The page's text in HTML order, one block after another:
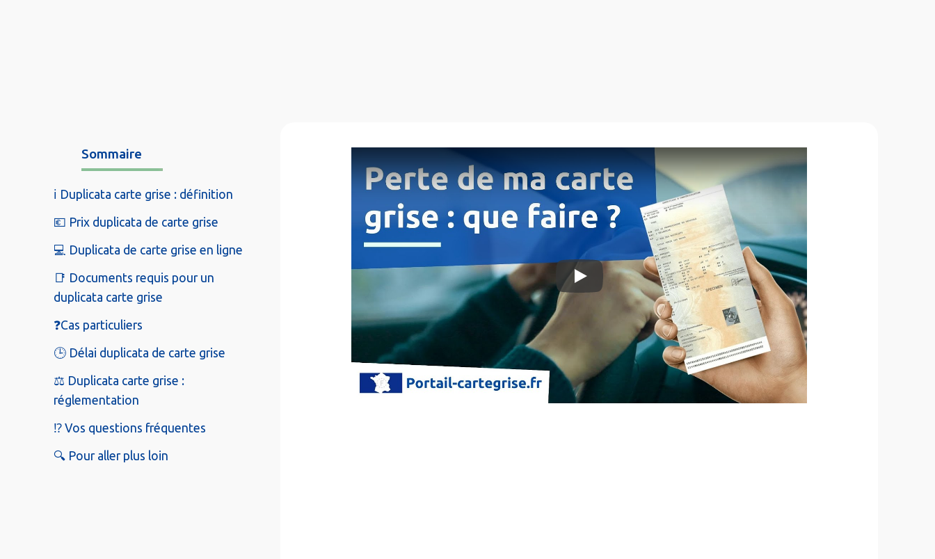
Sommaire
ℹ️ Duplicata carte grise : définition
💶 Prix duplicata de carte grise
💻 Duplicata de carte grise en ligne
📑 Documents requis pour un
duplicata carte grise
❓Cas particuliers
🕒 Délai duplicata de carte grise
⚖️ Duplicata carte grise :
réglementation
⁉️ Vos questions fréquentes
🔍 Pour aller plus loin